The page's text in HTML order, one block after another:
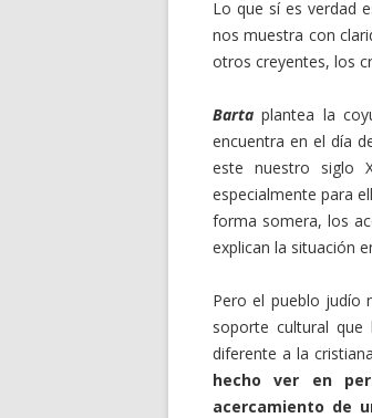
Lo que sí es verdad
nos muestra con
otros creyentes, los
Barta plantea la
encuentra en el día
este nuestro siglo
especialmente para
forma somera, los
explican la situación
Pero el pueblo judío
soporte cultural
diferente a la
hecho ver en
acercamiento de